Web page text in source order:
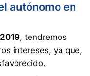
autónomo en
, tendremos
intereses, ya que,